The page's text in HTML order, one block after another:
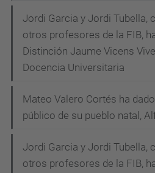
Jordi Garcia y Jordi Tubella,
otros profesores de la FIB,
Distinción Jaume Vicens
Docencia Universitaria
Mateo Valero Cortés ha
público de su pueblo natal,
Jordi Garcia y Jordi Tubella,
otros profesores de la FIB,